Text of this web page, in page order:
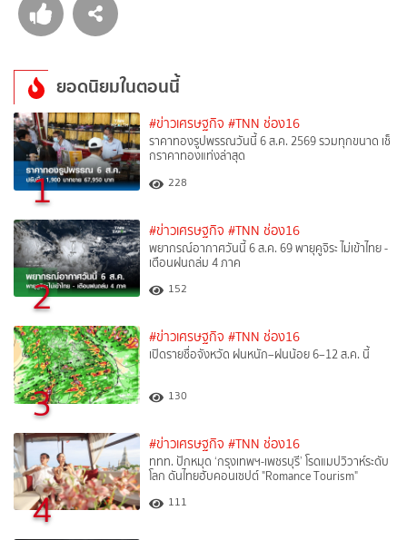
ยอดนิยมในตอนนี้
1
#ข่าวเศรษฐกิจ #TNN ช่อง16
ราคาทองรูปพรรณวันนี้ 6 ส.ค. 2569 รวมทุกขนาด เช็
กราคาทองแท่งล่าสุด
228
2
#ข่าวเศรษฐกิจ #TNN ช่อง16
พยากรณ์อากาศวันนี้ 6 ส.ค. 69 พายุคูจิระ ไม่เข้าไทย -
เตือนฝนถล่ม 4 ภาค
152
3
#ข่าวเศรษฐกิจ #TNN ช่อง16
เปิดรายชื่อจังหวัด ฝนหนัก–ฝนน้อย 6–12 ส.ค. นี้
130
4
#ข่าวเศรษฐกิจ #TNN ช่อง16
ททท. ปักหมุด ‘กรุงเทพฯ-เพชรบุรี’ โรดแมปวิวาห์ระดับ
โลก ดันไทยฮับคอนเซปต์ "Romance Tourism"
111